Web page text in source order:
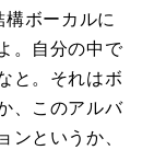
ボーカルに
。自分の中で
と。それはボ
、このアルバ
ンというか、